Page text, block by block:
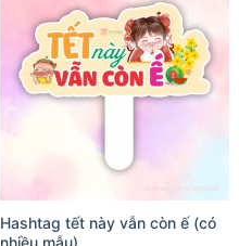
Hashtag tết này vẫn còn ế (có